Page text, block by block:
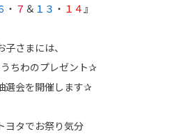
・ ７ ＆ １３ ・ １４』
子さまには、
ちわのプレゼント✰
選会を開催します✰
ヨタでお祭り気分